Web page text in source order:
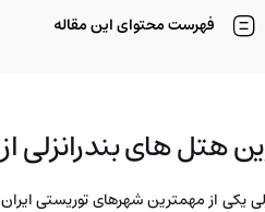
فهرست محتوای این مقاله
هتل های بندرانزلی
یکی از مهمترین شهرهای توریستی